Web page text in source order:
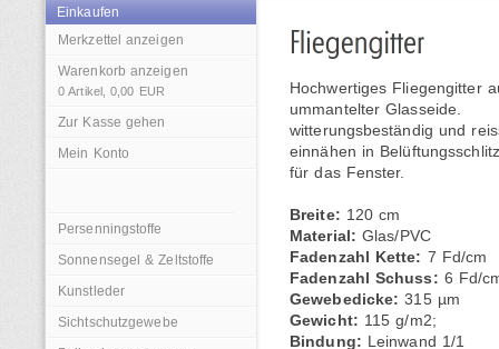
Einkaufen
Merkzettel anzeigen
Warenkorb anzeigen
0 Artikel,0,00 EUR
Zur Kasse gehen
Mein Konto
Persenningstoffe
Sonnensegel & Zeltstoffe
Kunstleder
Sichtschutzgewebe
Hochwertiges Fliegengitter
ummantelter Glasseide.
witterungsbeständig und
einnähen in
für das Fenster.
Breite: 120 cm
Material: Glas/PVC
Fadenzahl Kette: 7 Fd/cm
Fadenzahl Schuss: 6 Fd/
Gewebedicke: 315 µm
Gewicht: 115 g/m2;
Bindung: Leinwand 1/1